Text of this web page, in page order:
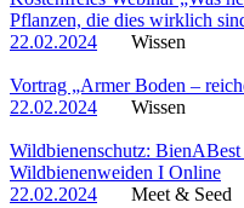
Pflanzen, die dies wirklich
22.02.2024
Wissen
Vortrag „Armer Boden –
22.02.2024
Wissen
Wildbienenschutz:
Wildbienenweiden I Online
22.02.2024
Meet & Seed